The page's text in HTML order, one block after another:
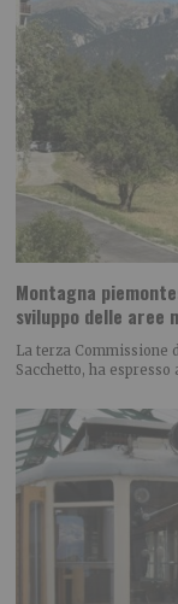
Montagna
sviluppo delle aree
La terza Commissione
Sacchetto, ha